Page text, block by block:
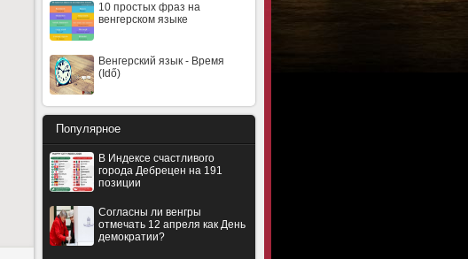
10 простых фраз на
венгерском языке
Венгерский язык - Время
(Idő)
Популярное
В Индексе счастливого
города Дебрецен на 191
позиции
Согласны ли венгры
отмечать 12 апреля как День
демократии?